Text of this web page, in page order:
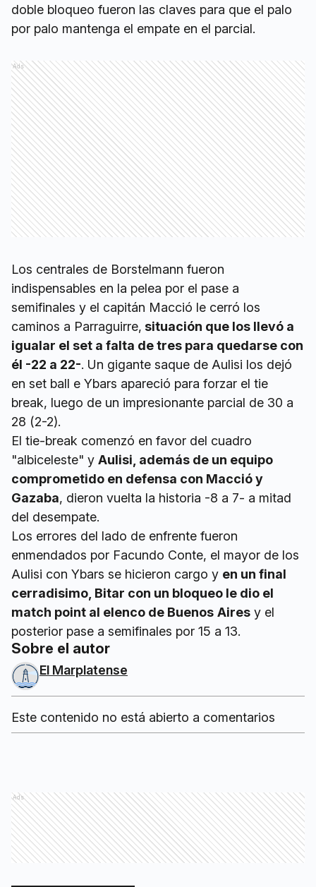
doble bloqueo fueron las claves para que el palo
por palo mantenga el empate en el parcial.
Ads
Los centrales de Borstelmann fueron
indispensables en la pelea por el pase a
semifinales y el capitán Macció le cerró los
caminos a Parraguirre, situación que los llevó a
igualar el set a falta de tres para quedarse con
él -22 a 22-. Un gigante saque de Aulisi los dejó
en set ball e Ybars apareció para forzar el tie
break, luego de un impresionante parcial de 30 a
28 (2-2).
El tie-break comenzó en favor del cuadro
"albiceleste" y Aulisi, además de un equipo
comprometido en defensa con Macció y
Gazaba, dieron vuelta la historia -8 a 7- a mitad
del desempate.
Los errores del lado de enfrente fueron
enmendados por Facundo Conte, el mayor de los
Aulisi con Ybars se hicieron cargo y en un final
cerradisimo, Bitar con un bloqueo le dio el
match point al elenco de Buenos Aires y el
posterior pase a semifinales por 15 a 13.
Sobre el autor
El Marplatense
Este contenido no está abierto a comentarios
Ads